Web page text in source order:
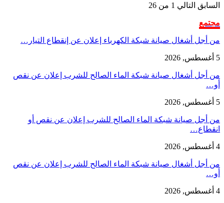
السابق التالي 1 من 26
مجتمع
من أجل أشغال صيانة شبكة الكهرباء إعلان عن إنقطاع التيار…
5 أغسطس, 2026
من أجل أشغال صيانة شبكة الماء الصالح للشرب إعلان عن نقص
أو…
5 أغسطس, 2026
من أجل صيانة شبكة الماء الصالح للشرب إعلان عن نقص أو
انقطاع…
4 أغسطس, 2026
من أجل أشغال صيانة شبكة الماء الصالح للشرب إعلان عن نقص
أو…
4 أغسطس, 2026